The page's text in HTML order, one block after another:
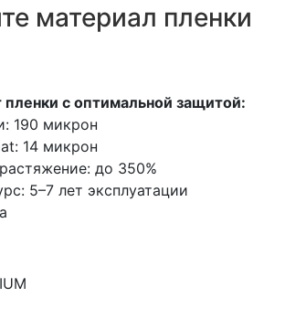
материал пленки
пленки с оптимальной защитой:
190 микрон
14 микрон
до 350%
5–7 лет эксплуатации